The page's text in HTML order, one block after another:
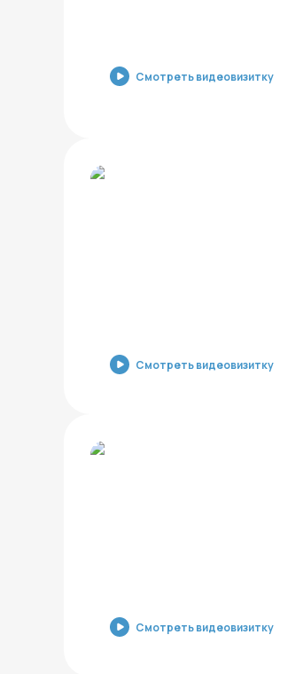
Смотреть видеовизитку
Смотреть видеовизитку
Смотреть видеовизитку